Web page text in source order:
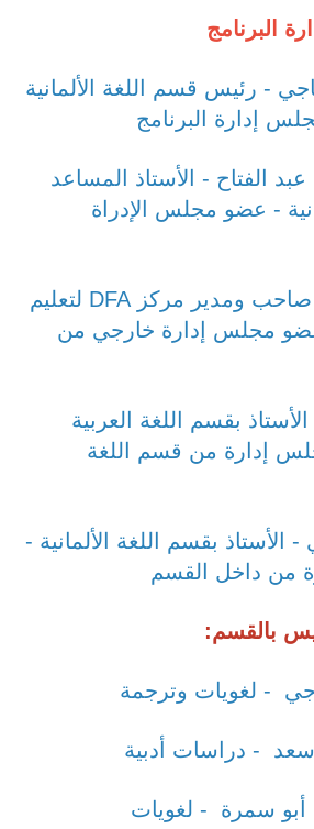
البرنامج
- رئيس قسم اللغة الألمانية
إدارة البرنامج
الفتاح - الأستاذ المساعد
- عضو مجلس الإدراة
أ. محمد سلامة - صاحب ومدير مركز DFA لتعليم
- عضو مجلس إدارة خارجي من
بقسم اللغة العربية
إدارة من قسم اللغة
- الأستاذ بقسم اللغة الألمانية -
من داخل القسم
بالقسم:
- لغويات وترجمة
أسعد - دراسات أدبية
أبو سمرة - لغويات